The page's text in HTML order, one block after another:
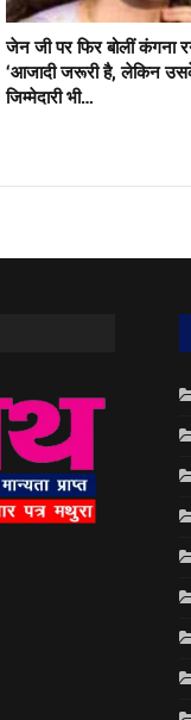
जेन जी पर फिर बोलीं कंगना
‘आजादी जरूरी है, लेकिन
जिम्मेदारी भी…